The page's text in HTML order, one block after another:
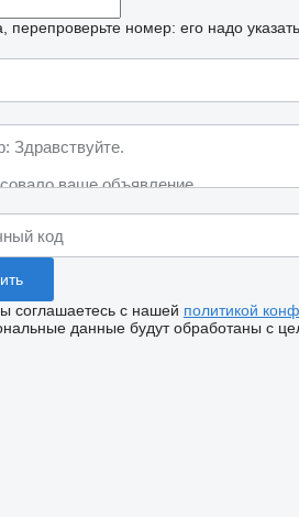
перепроверьте номер: его надо
соглашаетесь с нашей политикой
данные будут обработаны с